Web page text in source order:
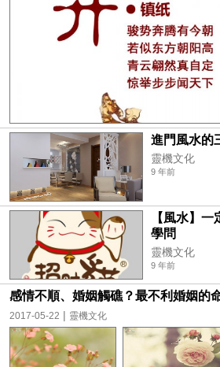
進門風水的
靈機文化
9 年前
【風水】
學問
靈機文化
9 年前
感情不順、婚姻觸礁？最不利婚姻的
2017-05-22 | 靈機文化